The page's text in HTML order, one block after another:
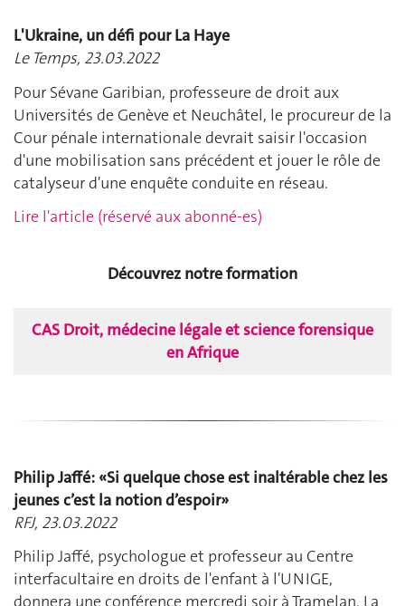
L'Ukraine, un défi pour La Haye
Le Temps, 23.03.2022
Pour Sévane Garibian, professeure de droit aux
Universités de Genève et Neuchâtel, le procureur de la
Cour pénale internationale devrait saisir l'occasion
d'une mobilisation sans précédent et jouer le rôle de
catalyseur d'une enquête conduite en réseau.
Lire l'article (réservé aux abonné-es)
Découvrez notre formation
CAS Droit, médecine légale et science forensique
en Afrique
Philip Jaffé: «Si quelque chose est inaltérable chez les
jeunes c’est la notion d’espoir»
RFJ, 23.03.2022
Philip Jaffé, psychologue et professeur au Centre
interfacultaire en droits de l'enfant à l'UNIGE,
donnera une conférence mercredi soir à Tramelan. La